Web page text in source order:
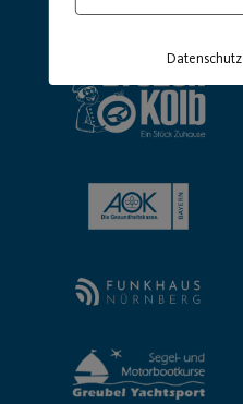
Datenschutz